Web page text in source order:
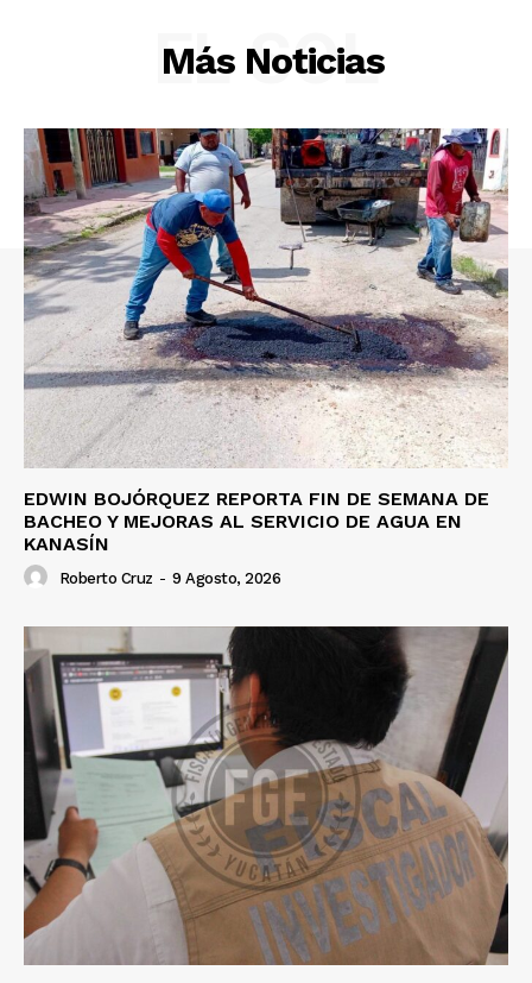
Policíacas
Deportes
Política
Municipios
Más Noticias
EL SOL
EDWIN BOJÓRQUEZ REPORTA FIN DE SEMANA DE
BACHEO Y MEJORAS AL SERVICIO DE AGUA EN
KANASÍN
Roberto Cruz - 9 Agosto, 2026